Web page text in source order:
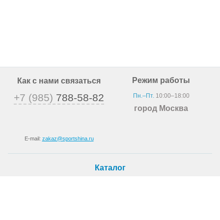
Как с нами связаться
+7 (985) 788-58-82
E-mail: zakaz@sportshina.ru
Режим работы
Пн.–Пт.10:00–18:00
город Москва
Каталог